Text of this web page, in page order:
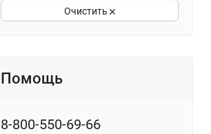
Очистить
Помощь
8-800-550-69-66